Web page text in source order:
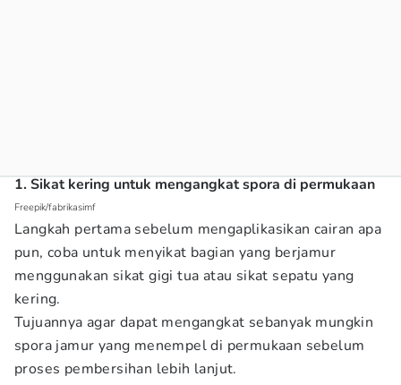
1. Sikat kering untuk mengangkat spora di permukaan
Freepik/fabrikasimf
Langkah pertama sebelum mengaplikasikan cairan apa
pun, coba untuk menyikat bagian yang berjamur
menggunakan sikat gigi tua atau sikat sepatu yang
kering.
Tujuannya agar dapat mengangkat sebanyak mungkin
spora jamur yang menempel di permukaan sebelum
proses pembersihan lebih lanjut.